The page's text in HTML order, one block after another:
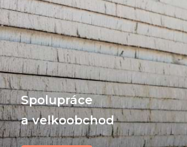
Spolupráce
a velkoobchod